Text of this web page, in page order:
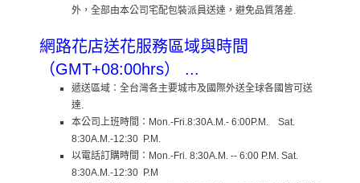
外，全部由本公司宅配包裝派員送達，避免品質落差.
網路花店送花服務區域與時間
（GMT+08:00hrs）
...
遞送區域：全台灣各主要城市及國際外送全球各國皆可送
達.
本公司上班時間：Mon.-Fri.8:30A.M.- 6:00P.M. Sat.
8:30A.M.-12:30 P.M.
以電話訂購時間：Mon.-Fri. 8:30A.M. -- 6:00 P.M. Sat.
8:30A.M.-12:30 P.M